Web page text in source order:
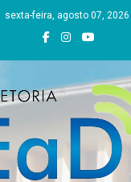
sexta-feira, agosto 07, 2026